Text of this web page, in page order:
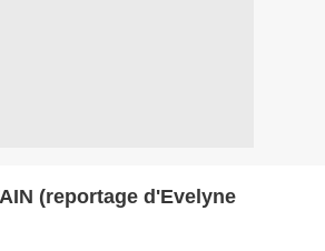
(reportage d'Evelyne